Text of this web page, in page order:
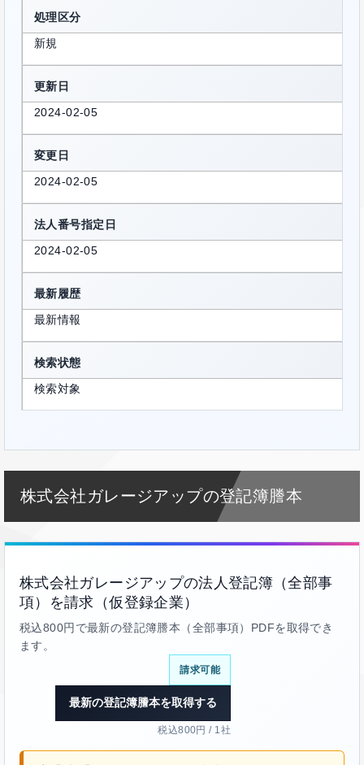
処理区分
新規
更新日
2024-02-05
変更日
2024-02-05
法人番号指定日
2024-02-05
最新履歴
最新情報
検索状態
検索対象
株式会社ガレージアップの登記簿謄本
株式会社ガレージアップの法人登記簿（全部事
項）を請求（仮登録企業）
税込800円で最新の登記簿謄本（全部事項）PDFを取得でき
ます。
請求可能
最新の登記簿謄本を取得する
税込800円 / 1社